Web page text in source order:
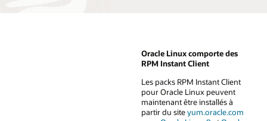
Oracle Linux comporte des
RPM Instant Client
Les packs RPM Instant Client
pour Oracle Linux peuvent
maintenant être installés à
partir du siteyum.oracle.com